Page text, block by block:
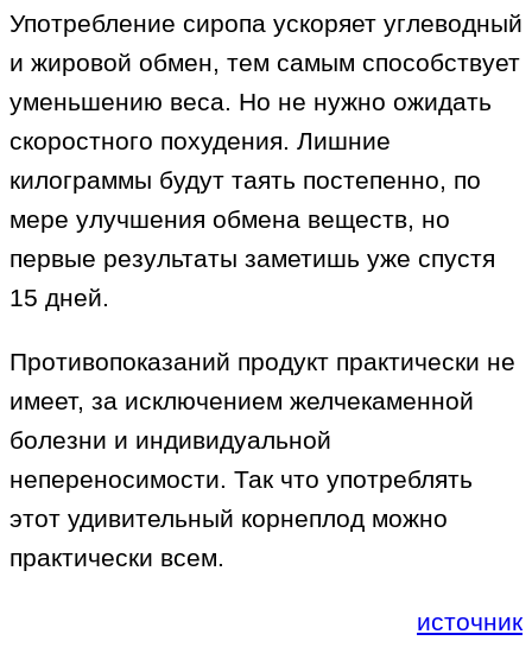
Употребление сиропа ускоряет углеводный
и жировой обмен, тем самым способствует
уменьшению веса. Но не нужно ожидать
скоростного похудения. Лишние
килограммы будут таять постепенно, по
мере улучшения обмена веществ, но
первые результаты заметишь уже спустя
15 дней.
Противопоказаний продукт практически не
имеет, за исключением желчекаменной
болезни и индивидуальной
непереносимости. Так что употреблять
этот удивительный корнеплод можно
практически всем.
источник